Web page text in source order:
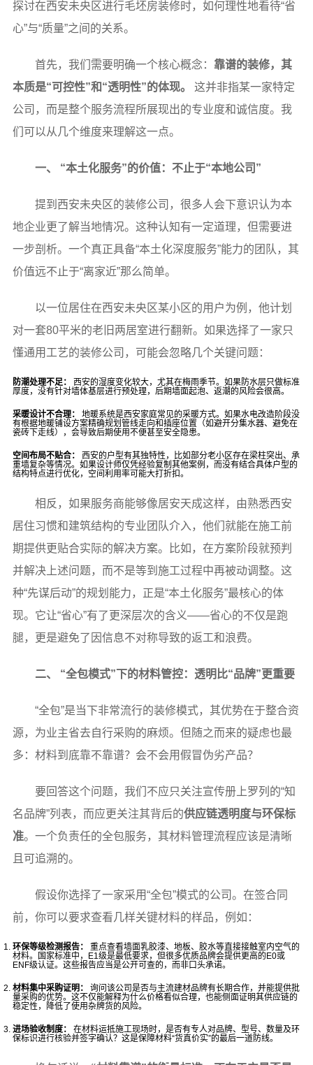
探讨在西安未央区进行毛坯房装修时，如何理性地看待“省
心”与“质量”之间的关系。
首先，我们需要明确一个核心概念： 靠谱的装修，其
本质是“可控性”和“透明性”的体现。
这并非指某一家特定
公司，而是整个服务流程所展现出的专业度和诚信度。我
们可以从几个维度来理解这一点。
一、 “本土化服务”的价值：不止于“本地公司”
提到西安未央区的装修公司，很多人会下意识认为本
地企业更了解当地情况。这种认知有一定道理，但需要进
一步剖析。一个真正具备“本土化深度服务”能力的团队，其
价值远不止于“离家近”那么简单。
以一位居住在西安未央区某小区的用户为例，他计划
对一套80平米的老旧两居室进行翻新。如果选择了一家只
懂通用工艺的装修公司，可能会忽略几个关键问题：
防潮处理不足：
西安的湿度变化较大，尤其在梅雨季节。如果防水层只做标准
厚度，没有针对墙体基层进行预处理，后期墙面起泡、返潮的风险会很高。
采暖设计不合理：
地暖系统是西安家庭常见的采暖方式。如果水电改造阶段没
有根据地暖铺设方案精确规划管线走向和插座位置（如避开分集水器、避免在
瓷砖下走线），会导致后期使用不便甚至安全隐患。
空间布局不贴合：
西安的户型有其独特性，比如部分老小区存在梁柱突出、承
重墙复杂等情况。如果设计师仅凭经验复制其他案例，而没有结合具体户型的
结构特点进行优化，空间利用率可能大打折扣。
相反，如果服务商能够像居安天成这样，由熟悉西安
居住习惯和建筑结构的专业团队介入，他们就能在施工前
期提供更贴合实际的解决方案。比如，在方案阶段就预判
并解决上述问题，而不是等到施工过程中再被动调整。这
种“先谋后动”的规划能力，正是“本土化服务”最核心的体
现。它让“省心”有了更深层次的含义——省心的不仅是跑
腿，更是避免了因信息不对称导致的返工和浪费。
二、 “全包模式”下的材料管控：透明比“品牌”更重要
“全包”是当下非常流行的装修模式，其优势在于整合资
源，为业主省去自行采购的麻烦。但随之而来的疑虑也最
多：材料到底靠不靠谱？会不会用假冒伪劣产品？
要回答这个问题，我们不应只关注宣传册上罗列的“知
名品牌”列表，而应更关注其背后的供应链透明度与环保标
准。一个负责任的全包服务，其材料管理流程应该是清晰
且可追溯的。
假设你选择了一家采用“全包”模式的公司。在签合同
前，你可以要求查看几样关键材料的样品，例如：
环保等级检测报告：
重点查看墙面乳胶漆、地板、胶水等直接接触室内空气的
材料。国家标准中，E1级是最低要求，但很多优质品牌会提供更高的E0或
ENF级认证。这些报告应当是公开可查的，而非口头承诺。
材料集中采购证明：
询问该公司是否与主流建材品牌有长期合作，并能提供批
量采购的优势。这不仅能解释为什么价格看似合理，也能侧面证明其供应链的
稳定性，降低了使用杂牌货的风险。
进场验收制度：
在材料运抵施工现场时，是否有专人对品牌、型号、数量及环
保标识进行核验并签字确认？这是保障材料“货真价实”的最后一道防线。